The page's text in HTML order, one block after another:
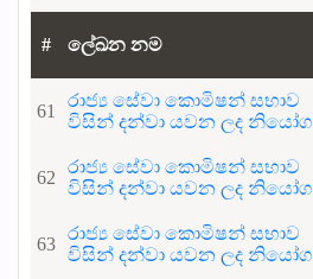
# ලේඛන නම
61
රාජ්‍ය සේවා කොමිෂන් සභාව
විසින් දන්වා යවන ලද නියෝග
62
රාජ්‍ය සේවා කොමිෂන් සභාව
විසින් දන්වා යවන ලද නියෝග
63
රාජ්‍ය සේවා කොමිෂන් සභාව
විසින් දන්වා යවන ලද නියෝග